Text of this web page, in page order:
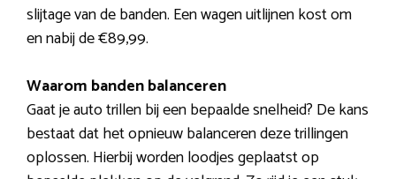
slijtage van de banden. Een wagen uitlijnen kost om
en nabij de €89,99.
Waarom banden balanceren
Gaat je auto trillen bij een bepaalde snelheid? De kans
bestaat dat het opnieuw balanceren deze trillingen
oplossen. Hierbij worden loodjes geplaatst op